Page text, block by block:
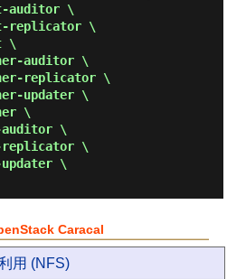
auditor \
replicator \
\
auditor \
replicator \
updater \
\
auditor \
replicator \
\
Caracal
用 (NFS)